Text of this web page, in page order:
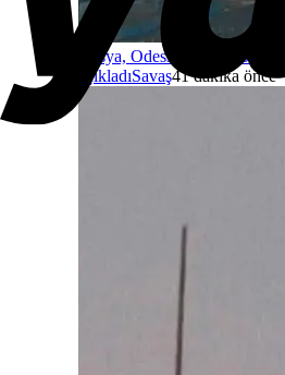
Rusya, Odessa ve
açıkladıSavaş41 dakika önce